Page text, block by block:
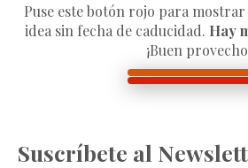
Puse este botón rojo para
idea sin fecha de caducidad. Hay
¡Buen
Suscríbete al